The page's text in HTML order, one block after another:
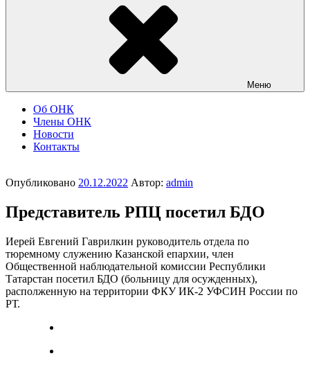
Меню
Об ОНК
Члены ОНК
Новости
Контакты
Опубликовано 20.12.2022 Автор: admin
Представитель РПЦ посетил БДО
Иерей Евгений Гаврилкин руководитель отдела по
тюремному служению Казанской епархии, член
Общественной наблюдательной комиссии Республики
Татарстан посетил БДО (больницу для осужденных),
располженную на территории ФКУ ИК-2 УФСИН России по
РТ.